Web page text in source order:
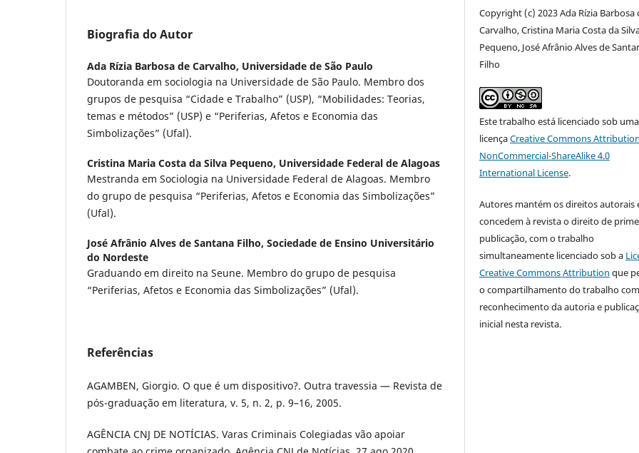
Biografia do Autor
Ada Rízia Barbosa de Carvalho, Universidade de São Paulo
Doutoranda em sociologia na Universidade de São Paulo. Membro dos
grupos de pesquisa “Cidade e Trabalho” (USP), “Mobilidades: Teorias,
temas e métodos” (USP) e “Periferias, Afetos e Economia das
Simbolizações” (Ufal).
Cristina Maria Costa da Silva Pequeno, Universidade Federal de Alagoas
Mestranda em Sociologia na Universidade Federal de Alagoas. Membro
do grupo de pesquisa “Periferias, Afetos e Economia das Simbolizações”
(Ufal).
José Afrânio Alves de Santana Filho, Sociedade de Ensino Universitário
do Nordeste
Graduando em direito na Seune. Membro do grupo de pesquisa
“Periferias, Afetos e Economia das Simbolizações” (Ufal).
Referências
AGAMBEN, Giorgio. O que é um dispositivo?. Outra travessia — Revista de
pós-graduação em literatura, v. 5, n. 2, p. 9–16, 2005.
AGÊNCIA CNJ DE NOTÍCIAS. Varas Criminais Colegiadas vão apoiar
Copyright (c) 2023 Ada Rízia Barbosa
Carvalho, Cristina Maria Costa da
Pequeno, José Afrânio Alves de
Filho
Este trabalho está licenciado sob uma
licençaCreative Commons
NonCommercial-ShareAlike 4.0
International License.
Autores mantém os direitos autorais
concedem à revista o direito de
publicação, com o trabalho
simultaneamente licenciado sob a
Creative Commons Attribution que
o compartilhamento do trabalho com
reconhecimento da autoria e
inicial nesta revista.